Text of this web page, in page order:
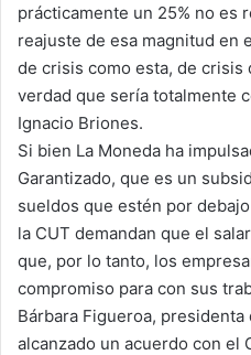
prácticamente un 25% no es
reajuste de esa magnitud en
de crisis como esta, de crisis
verdad que sería totalmente
Ignacio Briones.
Si bien La Moneda ha
Garantizado, que es un
sueldos que estén por
la CUT demandan que el
que, por lo tanto, los
compromiso para con sus
Bárbara Figueroa,
alcanzado un acuerdo con el